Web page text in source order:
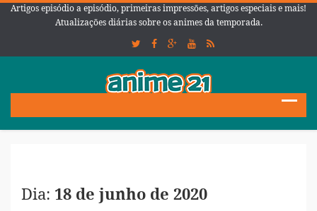
Artigos episódio a episódio, primeiras impressões, artigos especiais e mais!
Atualizações diárias sobre os animes da temporada.
Dia: 18 de junho de 2020